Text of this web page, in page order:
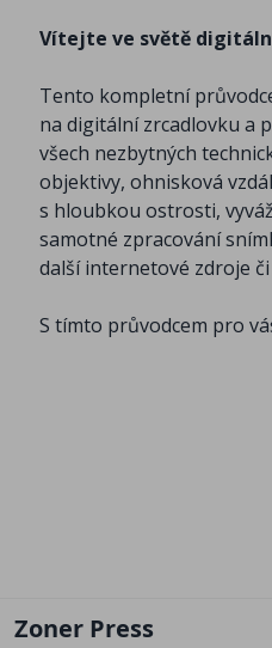
Vítejte ve světě
Tento kompletní
na digitální zrcadlovku a
všech nezbytných
objektivy, ohnisková
s hloubkou ostrosti,
samotné zpracování
další internetové zdroje
S tímto průvodcem pro
Zoner Press